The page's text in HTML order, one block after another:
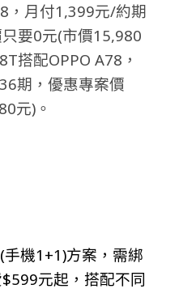
，月付1,399元/約期
要0元(市價15,980
搭配OPPO A78，
期，優惠專案價
元)。
機1+1)方案 ，需綁
元起，搭配不同